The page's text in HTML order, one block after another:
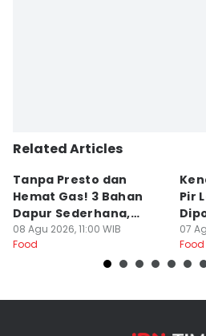
Related Articles
Tanpa Presto dan
Hemat Gas! 3 Bahan
Dapur Sederhana,
Daging Sapi Empuk
Dalam 15 Menit
08 Agu 2026, 11:00 WIB
Food
Pir
07
Food